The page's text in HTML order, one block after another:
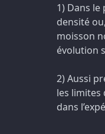
1) Dans
densité
moisson
évolution
2) Aussi
les
dans